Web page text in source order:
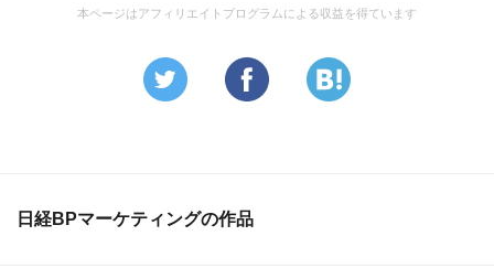
本ページはアフィリエイトプログラムによる収益を得ています
日経BPマーケティングの作品